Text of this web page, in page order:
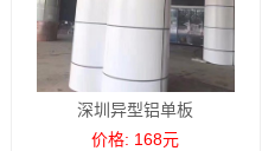
深圳异型铝单板
价格: 168元